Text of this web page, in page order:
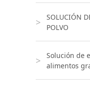
SOLUCIÓN
POLVO
Solución de
alimentos